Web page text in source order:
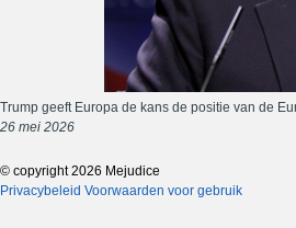
Trump geeft Europa de kans de positie van de
26 mei 2026
© copyright 2026 Mejudice
Privacybeleid Voorwaarden voor gebruik